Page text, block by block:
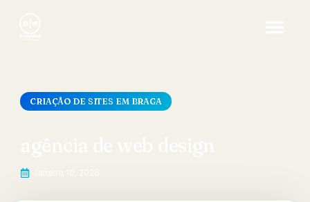
CRIAÇÃO DE SITES EM BRAGA